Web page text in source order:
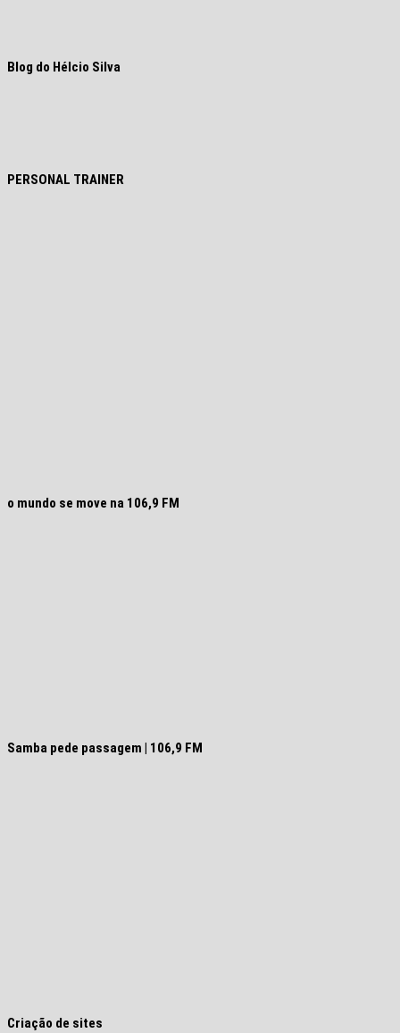
Blog do Hélcio Silva
PERSONAL TRAINER
o mundo se move na 106,9 FM
Samba pede passagem | 106,9 FM
Criação de sites